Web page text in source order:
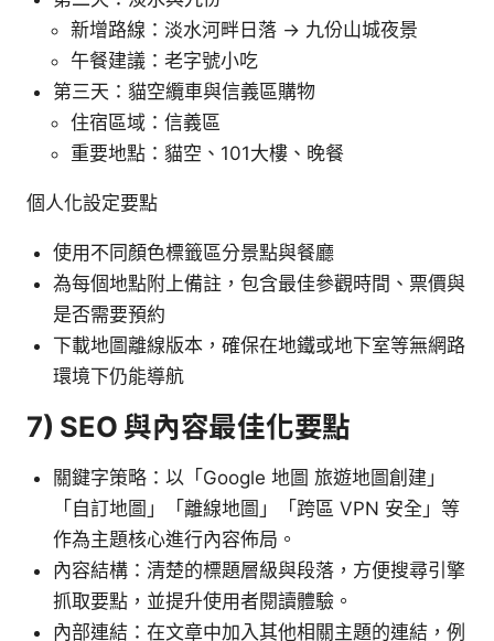
新增路線：淡水河畔日落 → 九份山城夜景
午餐建議：老字號小吃
第三天：貓空纜車與信義區購物
住宿區域：信義區
重要地點：貓空、101大樓、晚餐
個人化設定要點
使用不同顏色標籤區分景點與餐廳
為每個地點附上備註，包含最佳參觀時間、票價與
是否需要預約
下載地圖離線版本，確保在地鐵或地下室等無網路
環境下仍能導航
7) SEO 與內容最佳化要點
關鍵字策略：以「Google 地圖 旅遊地圖創建」
「自訂地圖」「離線地圖」「跨區 VPN 安全」等
作為主題核心進行內容佈局。
內容結構：清楚的標題層級與段落，方便搜尋引擎
抓取要點，並提升使用者閱讀體驗。
內部連結：在文章中加入其他相關主題的連結，例